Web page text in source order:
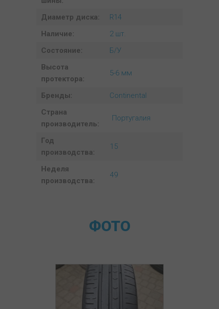
Диаметр диска:
R14
Наличие:
2 шт.
Состояние:
Б/У
Высота
протектора:
5-6 мм
Бренды:
Continental
Страна
производитель:
Португалия
Год
производства:
15
Неделя
производства:
49
ФОТО